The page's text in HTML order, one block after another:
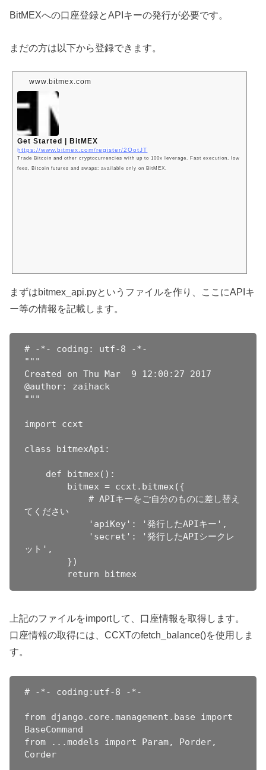
BitMEXへの口座登録とAPIキーの発行が必要です。
まだの方は以下から登録できます。
www.bitmex.com
Get Started | BitMEX
https://www.bitmex.com/register/2OotJT
Trade Bitcoin and other cryptocurrencies with up to 100x leverage. Fast execution, low
fees, Bitcoin futures and swaps: available only on BitMEX.
まずはbitmex_api.pyというファイルを作り、ここにAPIキ
ー等の情報を記載します。
# -*- coding: utf-8 -*-
"""
Created on Thu Mar  9 12:00:27 2017
@author: zaihack
"""
import ccxt
class bitmexApi:
            # APIキーをご自分のものに差し替え
てください
ット',
上記のファイルをimportして、口座情報を取得します。
口座情報の取得には、CCXTのfetch_balance()を使用しま
す。
# -*- coding:utf-8 -*-
from django.core.management.base import
BaseCommand
from ...models import Param, Porder,
Corder